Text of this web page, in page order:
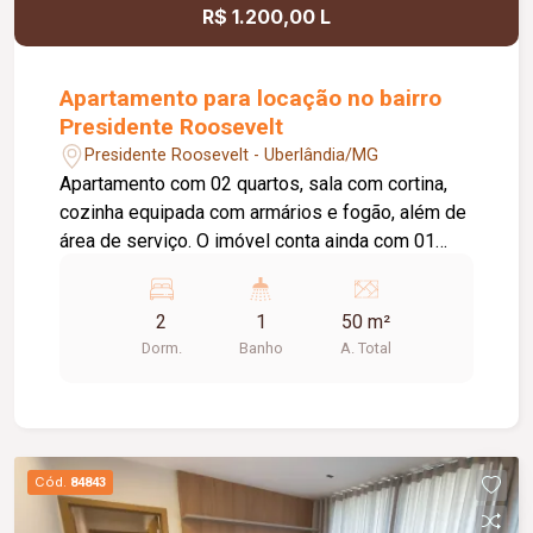
R$ 1.200,00 L
Apartamento para locação no bairro
Presidente Roosevelt
Presidente Roosevelt - Uberlândia/MG
Apartamento com 02 quartos, sala com cortina,
cozinha equipada com armários e fogão, além de
área de serviço. O imóvel conta ainda com 01
oferece excelente estrutura de lazer e segurança,
com portaria 24 horas, piscina, espaço gourmet
com churrasqueira, salão de festas e playground,
2
Dorm.
1
Banho
50 m²
A. Total
Cód. 84843